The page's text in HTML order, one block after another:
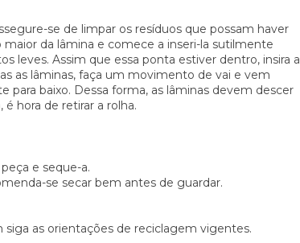
se de limpar os resíduos que possam haver
da lâmina e comece a inseri-la sutilmente
leves. Assim que essa ponta estiver dentro, insira a
as lâminas, faça um movimento de vai e vem
para baixo. Dessa forma, as lâminas devem descer
hora de retirar a rolha.
e seque-a.
se secar bem antes de guardar.
as orientações de reciclagem vigentes.